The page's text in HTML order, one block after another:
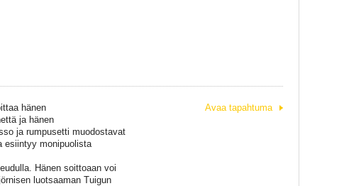
hänen
ja hänen
ja rumpusetti muodostavat
esiintyy monipuolista
Hänen soittoaan voi
luotsaaman Tuigun
Avaa tapahtuma